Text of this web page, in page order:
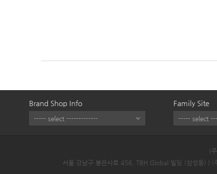
Brand Shop Info Family Site
(
서울 강남구 봉은사로 456, TBH Global 빌딩 (삼성동) |